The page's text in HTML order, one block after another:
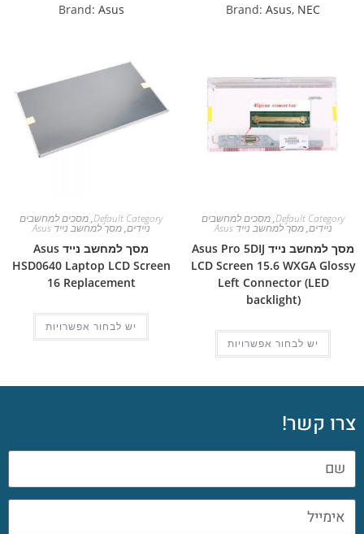
Brand: Asus, NEC
Default Category
,מסכים למחשבים
ניידים,מסך למחשב נייד Asus
מסך למחשב נייד Asus Pro 5DIJ
LCD Screen 15.6 WXGA Glossy
Left Connector (LED
backlight)
יש לבחור אפשרויות
Brand: Asus
Default Category
,מסכים למחשבים
ניידים,מסך למחשב נייד Asus
מסך למחשב נייד Asus
HSD0640 Laptop LCD Screen
16 Replacement
יש לבחור אפשרויות
צרו קשר!